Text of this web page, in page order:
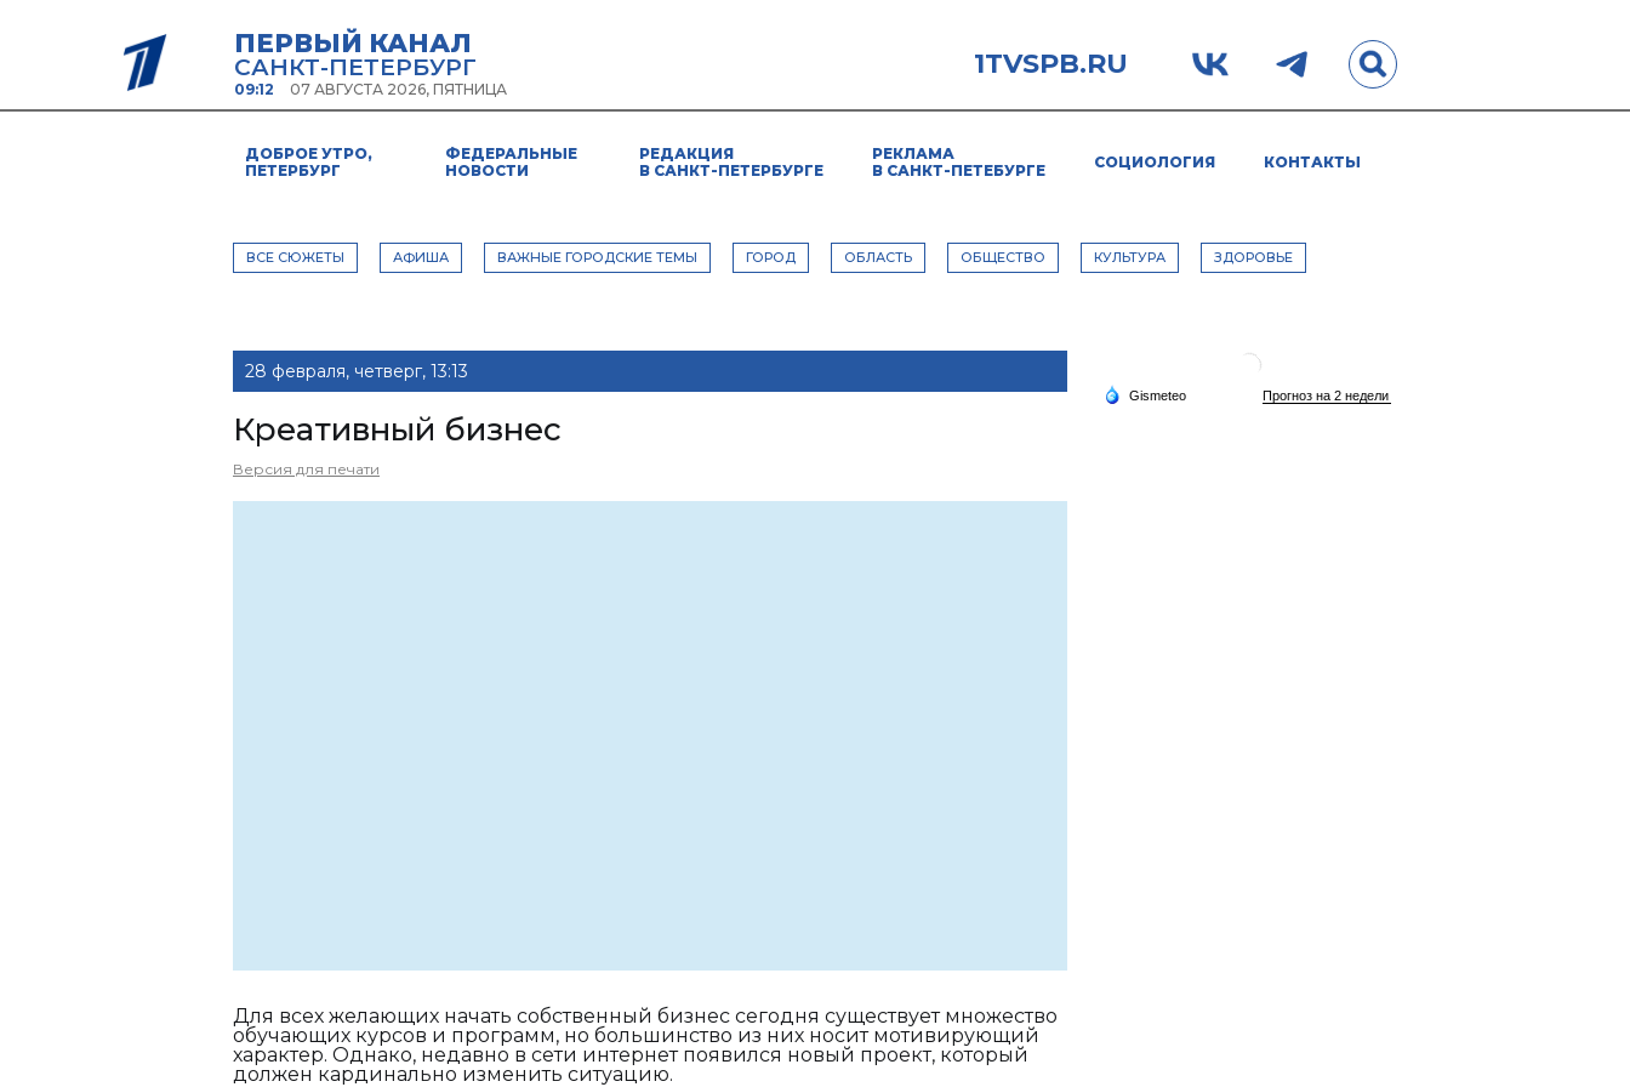
ПЕРВЫЙ КАНАЛ
САНКТ-ПЕТЕРБУРГ
09:12 07 АВГУСТА 2026, ПЯТНИЦА
1TVSPB.RU
ДОБРОЕ УТРО,
ПЕТЕРБУРГ
ФЕДЕРАЛЬНЫЕ
НОВОСТИ
РЕДАКЦИЯ
В САНКТ-ПЕТЕРБУРГЕ
РЕКЛАМА
В САНКТ-ПЕТЕБУРГЕ
СОЦИОЛОГИЯ КОНТАКТЫ
ВСЕ СЮЖЕТЫ АФИША ВАЖНЫЕ ГОРОДСКИЕ ТЕМЫ ГОРОД ОБЛАСТЬ ОБЩЕСТВО КУЛЬТУРА ЗДОРОВЬЕ
28 февраля, четверг, 13:13
Креативный бизнес
Версия для печати
Для всех желающих начать собственный бизнес сегодня существует множество
обучающих курсов и программ, но большинство из них носит мотивирующий
характер. Однако, недавно в сети интернет появился новый проект, который
должен кардинально изменить ситуацию.